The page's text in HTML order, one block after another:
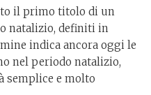
il primo titolo di un
natalizio, definiti in
indica ancora oggi le
nel periodo natalizio,
semplice e molto